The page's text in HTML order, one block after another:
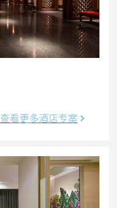
查看更多酒店专案